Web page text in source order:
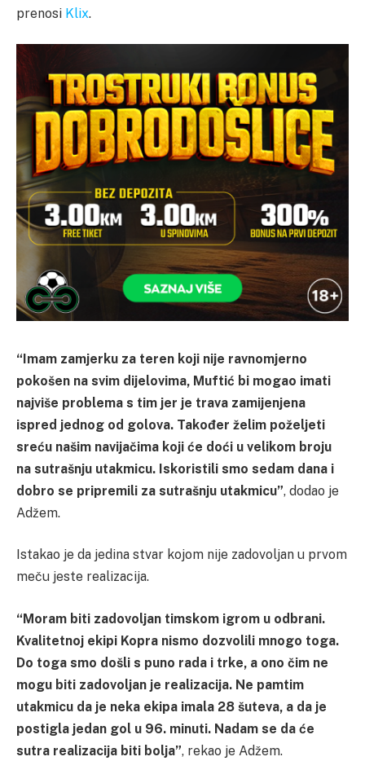
prenosi Klix.
“Imam zamjerku za teren koji nije ravnomjerno
pokošen na svim dijelovima, Muftić bi mogao imati
najviše problema s tim jer je trava zamijenjena
ispred jednog od golova. Također želim poželjeti
sreću našim navijačima koji će doći u velikom broju
na sutrašnju utakmicu. Iskoristili smo sedam dana i
dobro se pripremili za sutrašnju utakmicu”, dodao je
Adžem.
Istakao je da jedina stvar kojom nije zadovoljan u prvom
meču jeste realizacija.
“Moram biti zadovoljan timskom igrom u odbrani.
Kvalitetnoj ekipi Kopra nismo dozvolili mnogo toga.
Do toga smo došli s puno rada i trke, a ono čim ne
mogu biti zadovoljan je realizacija. Ne pamtim
utakmicu da je neka ekipa imala 28 šuteva, a da je
postigla jedan gol u 96. minuti. Nadam se da će
sutra realizacija biti bolja”, rekao je Adžem.